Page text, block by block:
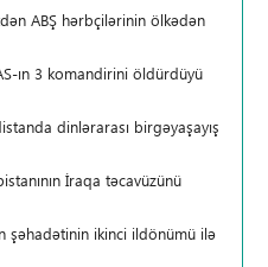
ABŞ hərbçilərinin ölkədən
ın 3 komandirini öldürdüyü
dinlərarası birgəyaşayış
İraqa təcavüzünü
şəhadətinin ikinci ildönümü ilə